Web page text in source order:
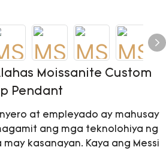
Moissanite Custom
Pendant
at empleyado ay mahusay
ang mga teknolohiya ng
kasanayan. Kaya ang Messi